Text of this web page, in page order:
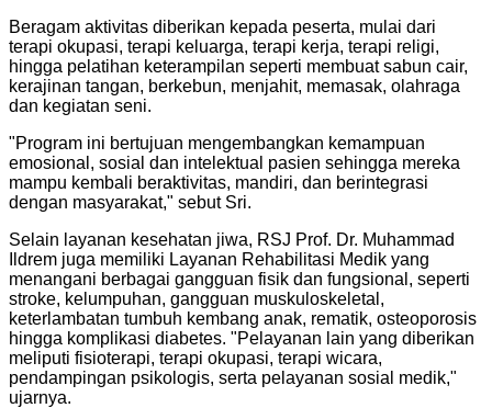
Beragam aktivitas diberikan kepada peserta, mulai dari
terapi okupasi, terapi keluarga, terapi kerja, terapi religi,
hingga pelatihan keterampilan seperti membuat sabun cair,
kerajinan tangan, berkebun, menjahit, memasak, olahraga
dan kegiatan seni.
"Program ini bertujuan mengembangkan kemampuan
emosional, sosial dan intelektual pasien sehingga mereka
mampu kembali beraktivitas, mandiri, dan berintegrasi
dengan masyarakat," sebut Sri.
Selain layanan kesehatan jiwa, RSJ Prof. Dr. Muhammad
Ildrem juga memiliki Layanan Rehabilitasi Medik yang
menangani berbagai gangguan fisik dan fungsional, seperti
stroke, kelumpuhan, gangguan muskuloskeletal,
keterlambatan tumbuh kembang anak, rematik, osteoporosis
hingga komplikasi diabetes. "Pelayanan lain yang diberikan
meliputi fisioterapi, terapi okupasi, terapi wicara,
pendampingan psikologis, serta pelayanan sosial medik,"
ujarnya.